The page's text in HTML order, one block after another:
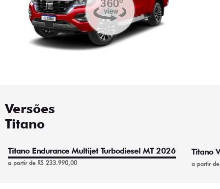
Versões
Titano
Titano Endurance Multijet Turbodiesel MT 2026
a partir de R$ 233.990,00
Titano
a partir